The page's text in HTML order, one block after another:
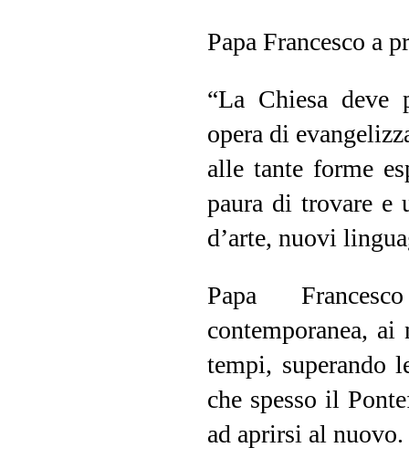
Papa Francesco a
“La Chiesa deve
opera di
alle tante forme
paura di trovare e
d’arte, nuovi
Papa
contemporanea,
tempi, superando
che spesso il
ad aprirsi al nuovo.